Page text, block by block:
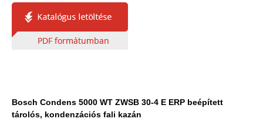
Bosch Condens 5000 WT ZWSB 30-4 E ERP beépített
tárolós, kondenzációs fali kazán